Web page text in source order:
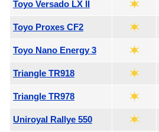
Toyo Versado LX II
Toyo Proxes CF2
Toyo Nano Energy 3
Triangle TR918
Triangle TR978
Uniroyal Rallye 550